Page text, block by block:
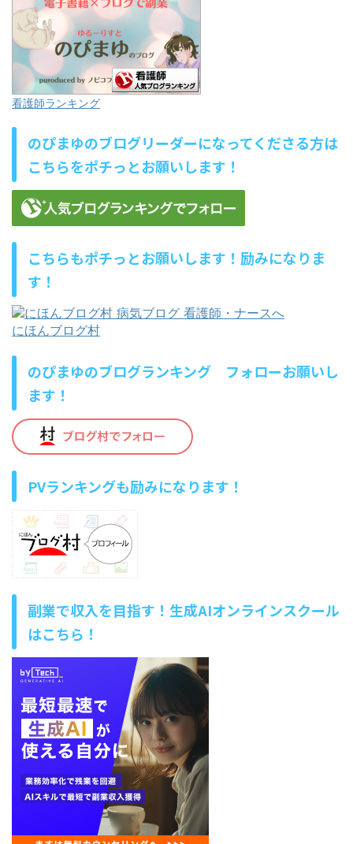
看護師ランキング
のぴまゆのブログリーダーになってくださる方は
こちらをポチっとお願いします！
こちらもポチっとお願いします！励みになりま
す！
にほんブログ村
のぴまゆのブログランキング フォローお願いし
ます！
PVランキングも励みになります！
副業で収入を目指す！生成AIオンラインスクール
はこちら！